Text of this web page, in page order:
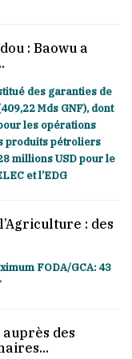
: Baowu a
des garanties de
Mds GNF), dont
les opérations
produits pétroliers
millions USD pour le
et l’EDG
: des
FODA/GCA: 43
des